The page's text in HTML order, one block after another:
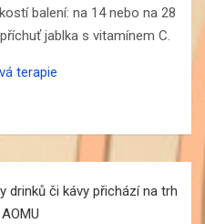
balení: na 14 nebo na 28
jablka s vitamínem C.
terapie
drinků či kávy přichází na trh